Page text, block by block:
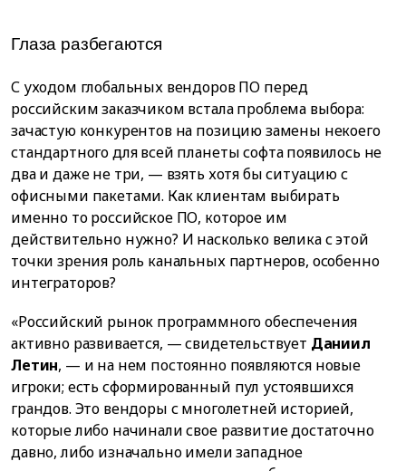
Глаза разбегаются
С уходом глобальных вендоров ПО перед
российским заказчиком встала проблема выбора:
зачастую конкурентов на позицию замены некоего
стандартного для всей планеты софта появилось не
два и даже не три, — взять хотя бы ситуацию с
офисными пакетами. Как клиентам выбирать
именно то российское ПО, которое им
действительно нужно? И насколько велика с этой
точки зрения роль канальных партнеров, особенно
интеграторов?
«Российский рынок программного обеспечения
активно развивается, — свидетельствует Даниил
Летин, — и на нем постоянно появляются новые
игроки; есть сформированный пул устоявшихся
грандов. Это вендоры с многолетней историей,
которые либо начинали свое развитие достаточно
давно, либо изначально имели западное